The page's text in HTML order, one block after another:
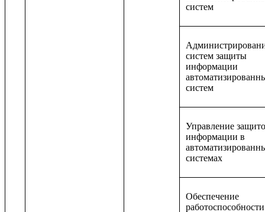
систем
систем защиты
информации
систем
Управление
информации в
системах
Обеспечение
работоспособности